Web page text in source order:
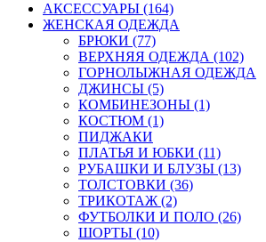
АКСЕССУАРЫ (164)
ЖЕНСКАЯ ОДЕЖДА
БРЮКИ (77)
ВЕРХНЯЯ ОДЕЖДА (102)
ГОРНОЛЫЖНАЯ ОДЕЖДА
ДЖИНСЫ (5)
КОМБИНЕЗОНЫ (1)
КОСТЮМ (1)
ПИДЖАКИ
ПЛАТЬЯ И ЮБКИ (11)
РУБАШКИ И БЛУЗЫ (13)
ТОЛСТОВКИ (36)
ТРИКОТАЖ (2)
ФУТБОЛКИ И ПОЛО (26)
ШОРТЫ (10)